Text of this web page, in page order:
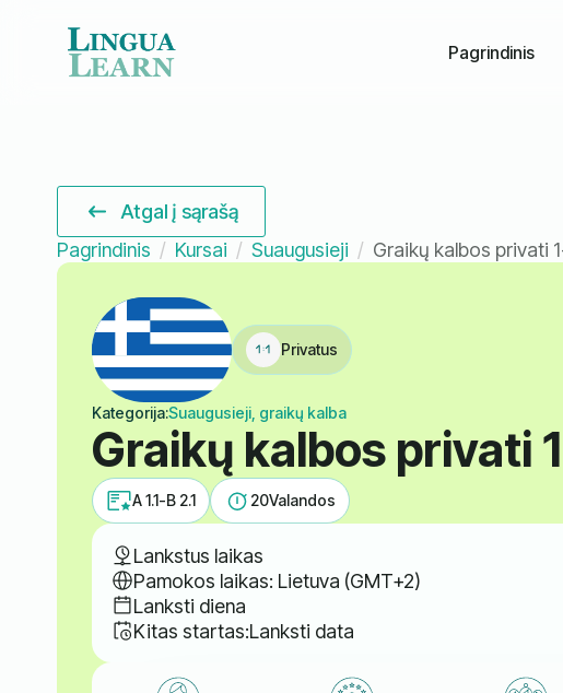
Pagrindinis
Atgal į sąrašą
Pagrindinis
Kursai Suaugusieji Graikų kalbos privati
Privatus
Kategorija:Suaugusieji, graikų kalba
Graikų kalbos privati
A 1.1-B 2.1 20Valandos
Lankstus laikas
Pamokos laikas: Lietuva (GMT+2)
Lanksti diena
Kitas startas:Lanksti data